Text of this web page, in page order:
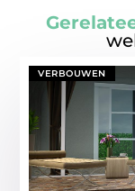
VERBOUWEN